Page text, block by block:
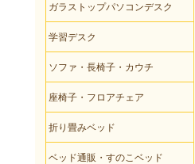
ガラストップパソコンデスク
学習デスク
ソファ・長椅子・カウチ
座椅子・フロアチェア
折り畳みベッド
ベッド通販・すのこベッド